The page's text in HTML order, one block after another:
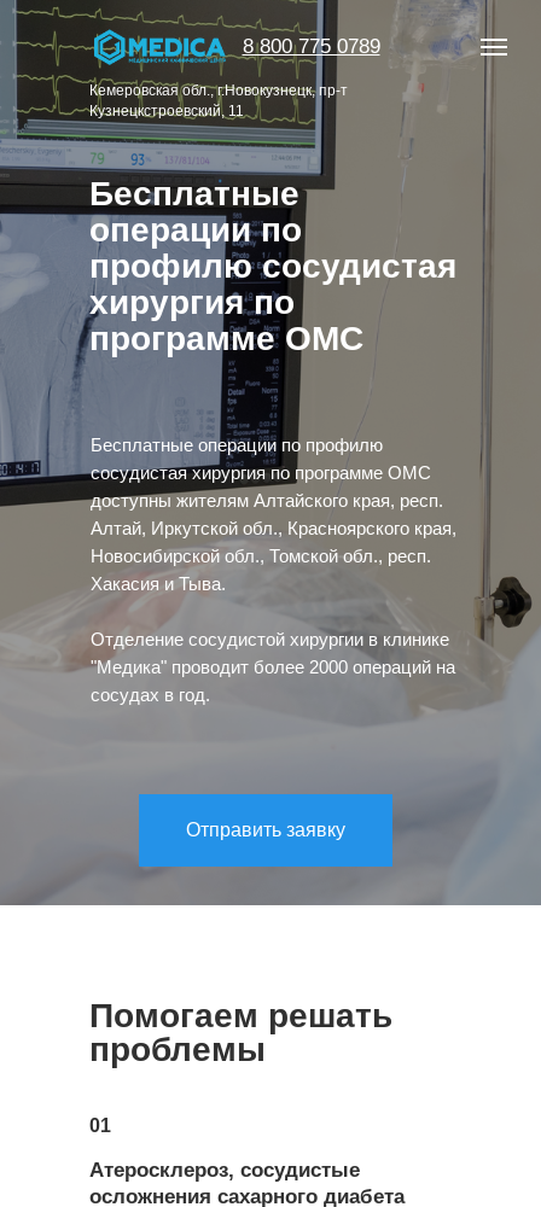
Бесплатные
операциипо
профилю сосудистая
хирургия по
программе ОМС
Отправить заявку
Кемеровская обл., г.Новокузнецк, пр-т
Кузнецкстроевский, 11
8 800 775 0789
Бесплатные операции по профилю
сосудистая хирургия по программе ОМС
доступны жителям Алтайского края, респ.
Алтай, Иркутской обл., Красноярского края,
Новосибирской обл., Томской обл., респ.
Хакасия и Тыва.
Отделение сосудистой хирургии в клинике
"Медика" проводит более 2000 операций на
сосудах в год.
Атеросклероз, сосудистые
осложнения сахарного диабета
01
Помогаем решать
проблемы